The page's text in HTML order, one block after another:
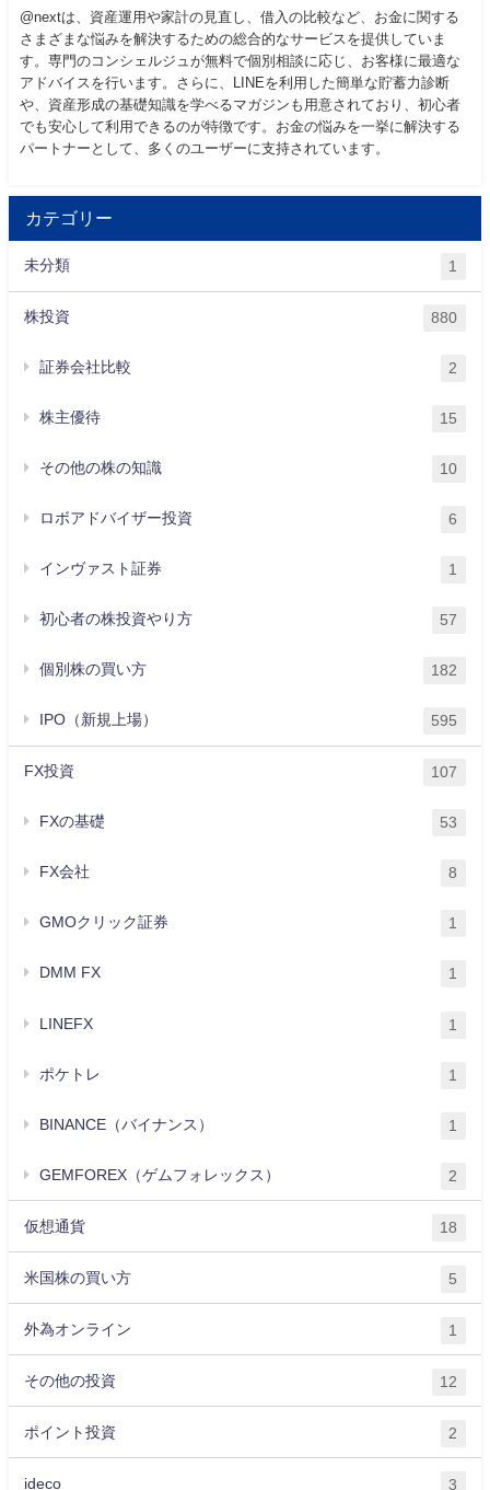
@nextは、資産運用や家計の見直し、借入の比較など、お金に関する
さまざまな悩みを解決するための総合的なサービスを提供していま
す。専門のコンシェルジュが無料で個別相談に応じ、お客様に最適な
アドバイスを行います。さらに、LINEを利用した簡単な貯蓄力診断
や、資産形成の基礎知識を学べるマガジンも用意されており、初心者
でも安心して利用できるのが特徴です。お金の悩みを一挙に解決する
パートナーとして、多くのユーザーに支持されています。
カテゴリー
未分類 1
株投資 880
証券会社比較 2
株主優待 15
その他の株の知識 10
ロボアドバイザー投資 6
インヴァスト証券 1
初心者の株投資やり方 57
個別株の買い方 182
IPO（新規上場） 595
FX投資 107
FXの基礎 53
FX会社 8
GMOクリック証券 1
DMM FX 1
LINEFX 1
ポケトレ 1
BINANCE（バイナンス） 1
GEMFOREX（ゲムフォレックス） 2
仮想通貨 18
米国株の買い方 5
外為オンライン 1
その他の投資 12
ポイント投資 2
ideco 3